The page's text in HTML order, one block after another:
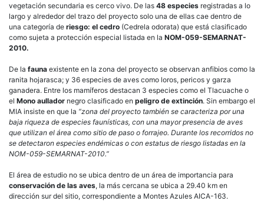
vegetación secundaria es cerco vivo. De las 48 especies registradas a lo
largo y alrededor del trazo del proyecto solo una de ellas cae dentro de
una categoría de riesgo: el cedro (Cedrela odorata) que está clasificado
como sujeta a protección especial listada en la NOM-059-SEMARNAT-
2010.
De la fauna existente en la zona del proyecto se observan anfibios como la
ranita hojarasca; y 36 especies de aves como loros, pericos y garza
ganadera. Entre los mamíferos destacan 3 especies como el Tlacuache o
el Mono aullador negro clasificado en peligro de extinción. Sin embargo el
MIA insiste en que la “zona del proyecto también se caracteriza por una
baja riqueza de especies faunísticas, con una mayor presencia de aves
que utilizan el área como sitio de paso o forrajeo. Durante los recorridos no
se detectaron especies endémicas o con estatus de riesgo listadas en la
NOM-059-SEMARNAT-2010.”
El área de estudio no se ubica dentro de un área de importancia para
conservación de las aves, la más cercana se ubica a 29.40 km en
dirección sur del sitio, correspondiente a Montes Azules AICA-163.